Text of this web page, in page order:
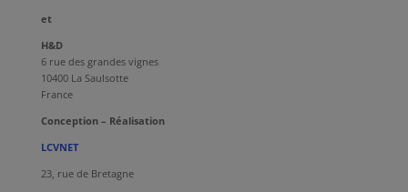
et
H&D
6 rue des grandes vignes
10400 La Saulsotte
France
Conception – Réalisation
LCVNET
23, rue de Bretagne